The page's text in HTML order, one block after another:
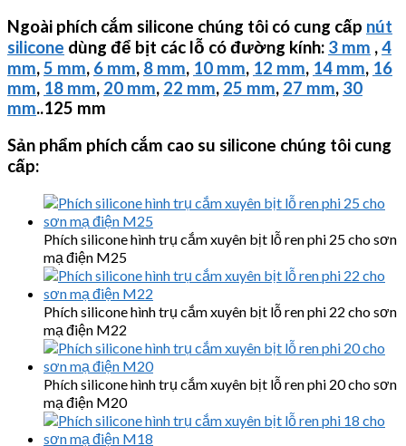
Ngoài phích cắm silicone chúng tôi có cung cấp nút
silicone dùng để bịt các lỗ có đường kính: 3 mm ,4
mm,5 mm, 6 mm, 8 mm, 10 mm, 12 mm, 14 mm, 16
mm, 18 mm, 20 mm, 22 mm, 25 mm, 27 mm, 30
mm..125 mm
Sản phẩm phích cắm cao su silicone chúng tôi cung
cấp:
Phích silicone hình trụ cắm xuyên bịt lỗ ren phi 25 cho sơn
mạ điện M25
Phích silicone hình trụ cắm xuyên bịt lỗ ren phi 22 cho sơn
mạ điện M22
Phích silicone hình trụ cắm xuyên bịt lỗ ren phi 20 cho sơn
mạ điện M20